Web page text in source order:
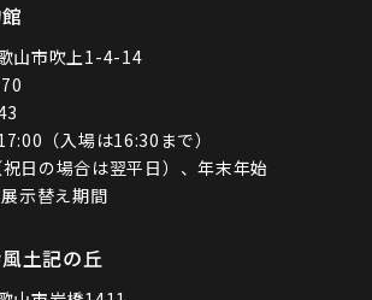
山市吹上1-4-14
（入場は16:30まで）
日の場合は翌平日）、年末年始
示替え期間
土記の丘